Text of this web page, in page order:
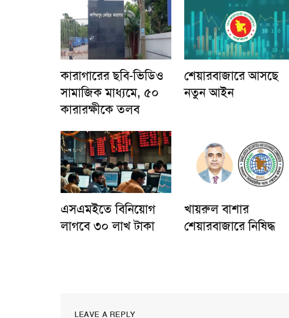
কারাগারের ছবি-ভিডিও
সামাজিক মাধ্যমে, ৫০
কারারক্ষীকে তলব
শেয়ারবাজারে আসছে
নতুন আইন
এসএমইতে বিনিয়োগ
লাগবে ৩০ লাখ টাকা
খায়রুল বাশার
শেয়ারবাজারে নিষিদ্ধ
LEAVE A REPLY